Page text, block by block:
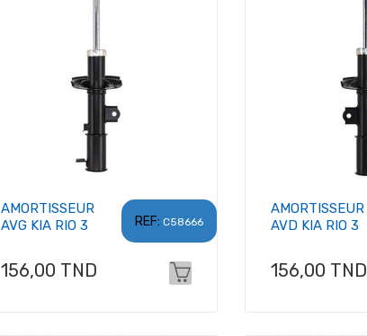
REF: C58666
AMORTISSEUR
AVG KIA RIO 3
Prix
156,00 TND
AMORTISSEUR
AVD KIA RIO 3
Prix
156,00 TND